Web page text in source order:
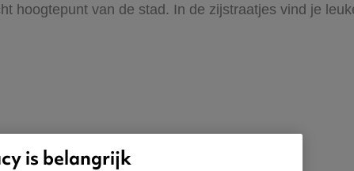
hoogtepunt van de stad. In de zijstraatjes vind je
is belangrijk